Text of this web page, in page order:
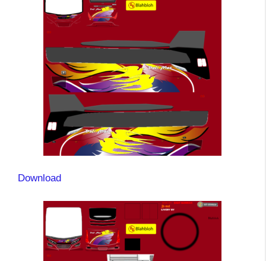
Download